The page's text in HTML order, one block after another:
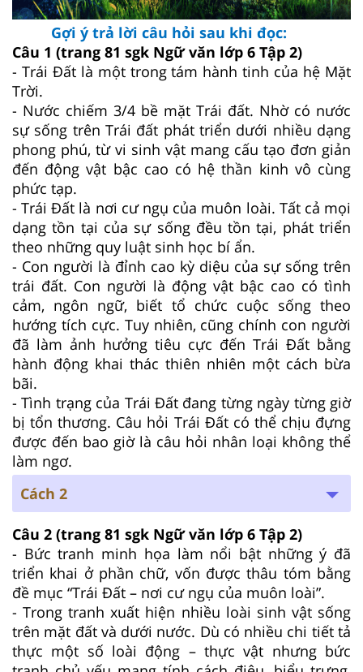
Gợi ý trả lời câu hỏi sau khi đọc:
Câu 1 (trang 81 sgk Ngữ văn lớp 6 Tập 2)
- Trái Đất là một trong tám hành tinh của hệ Mặt
Trời.
- Nước chiếm 3/4 bề mặt Trái đất. Nhờ có nước
sự sống trên Trái đất phát triển dưới nhiều dạng
phong phú, từ vi sinh vật mang cấu tạo đơn giản
đến động vật bậc cao có hệ thần kinh vô cùng
phức tạp.
- Trái Đất là nơi cư ngụ của muôn loài. Tất cả mọi
dạng tồn tại của sự sống đều tồn tại, phát triển
theo những quy luật sinh học bí ẩn.
- Con người là đỉnh cao kỳ diệu của sự sống trên
trái đất. Con người là động vật bậc cao có tình
cảm, ngôn ngữ, biết tổ chức cuộc sống theo
hướng tích cực. Tuy nhiên, cũng chính con người
đã làm ảnh hưởng tiêu cực đến Trái Đất bằng
hành động khai thác thiên nhiên một cách bừa
bãi.
- Tình trạng của Trái Đất đang từng ngày từng giờ
bị tổn thương. Câu hỏi Trái Đất có thể chịu đựng
được đến bao giờ là câu hỏi nhân loại không thể
làm ngơ.
Cách 2
Câu 2 (trang 81 sgk Ngữ văn lớp 6 Tập 2)
- Bức tranh minh họa làm nổi bật những ý đã
triển khai ở phần chữ, vốn được thâu tóm bằng
đề mục “Trái Đất – nơi cư ngụ của muôn loài”.
- Trong tranh xuất hiện nhiều loài sinh vật sống
trên mặt đất và dưới nước. Dù có nhiều chi tiết tả
thực một số loài động – thực vật nhưng bức